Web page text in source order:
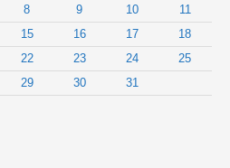
8 9 10
11
15 16 17
18
22 23 24
25
29 30 31